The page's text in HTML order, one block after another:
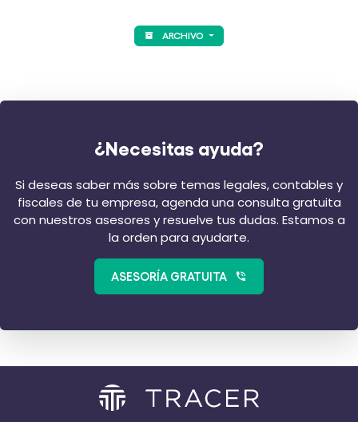
ARCHIVO
¿Necesitas ayuda?
Si deseas saber más sobre temas legales, contables y
fiscales de tu empresa, agenda una consulta gratuita
con nuestros asesores y resuelve tus dudas. Estamos a
la orden para ayudarte.
ASESORÍA GRATUITA